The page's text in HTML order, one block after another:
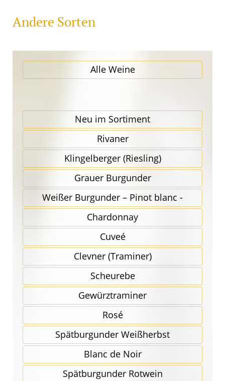
Andere Sorten
Alle Weine
Neu im Sortiment
Rivaner
Klingel­berger (Riesling)
Grauer Burgunder
Weißer Burgunder – Pinot blanc -
Chardonnay
Cuveé
Clevner (Traminer)
Scheurebe
Gewürz­traminer
Rosé
Spätbur­gunder Weißherbst
Blanc de Noir
Spätbur­gunder Rotwein